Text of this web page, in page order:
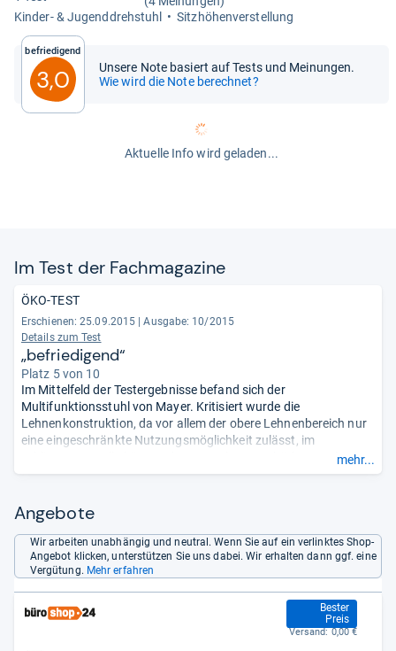
Kin­der-​ & Jugend­dreh­stuhl
Sitz­hö­hen­ver­stel­lung
Befriedigend
3,0
Unsere Note basiert auf Tests und Meinungen.
Wie wird die Note berechnet?
Aktuelle Info wird geladen...
Im Test der Fach­ma­ga­zine
ÖKO-TEST
Erschienen: 25.09.2015
Ausgabe: 10/2015
Details zum Test
„befriedigend“
Platz 5 von 10
Im Mittelfeld der Testergebnisse befand sich der
Multifunktionsstuhl von Mayer. Kritisiert wurde die
Lehnenkonstruktion, da vor allem der obere Lehnenbereich nur
eine eingeschränkte Nutzungsmöglichkeit zulässt, im
schlimmsten Falle können daraus Haltungsschäden resultieren.
Auch im Testkriterium Inhaltsstoffe hatten die Tester einiges zu
einer bestimmten Menge verboten ist. Zudem fanden die Tester
einen hohen Gehalt an phosphororganischen und
halogenorganischen Verbindungen, welche krebserregend sein
als auch wie ein Nervengift wirken können.- Zusammengefasst
durch unsere Redaktion.
mehr...
Angebote
Wir arbeiten unabhängig und neutral. Wenn Sie auf ein verlinktes Shop-
Angebot klicken, unterstützen Sie uns dabei. Wir erhalten dann ggf. eine
Vergütung. Mehr erfahren
Bester
Preis
164,41 €
Versand: 0,00 €